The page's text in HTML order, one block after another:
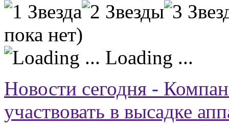
пока нет)
Loading ...
Новости сегодня -
участвовать в высадке